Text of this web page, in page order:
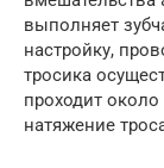
выполняет
настройку,
тросика
проходит
натяжение